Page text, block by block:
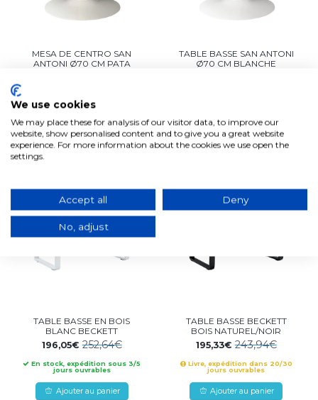
MESA DE CENTRO SAN
ANTONI Ø70 CM PATA
En stock, expédition sous 3/5
Ajouter au panier
TABLE BASSE SAN ANTONI
Ø70 CM BLANCHE
Ajouter au panier
TABLE BASSE EN BOIS
BLANC BECKETT
196,05€252,64€
En stock, expédition sous 3/5
jours ouvrables
Ajouter au panier
TABLE BASSE BECKETT
BOIS NATUREL/NOIR
195,33€243,94€
Livre, expédition dans 20/30
jours ouvrables
Ajouter au panier
We use cookies
We may place these for analysis of our visitor data, to improve our
website, show personalised content and to give you a great website
experience. For more information about the cookies we use open the
settings.
Accept all Deny
No, adjust